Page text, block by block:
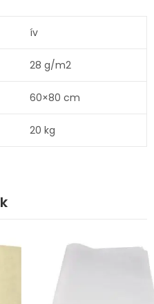
ív
28 g/m2
60×80 cm
20 kg